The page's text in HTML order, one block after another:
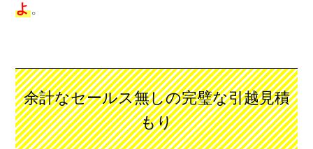
よ。
余計なセールス無しの完璧な引越見積
もり